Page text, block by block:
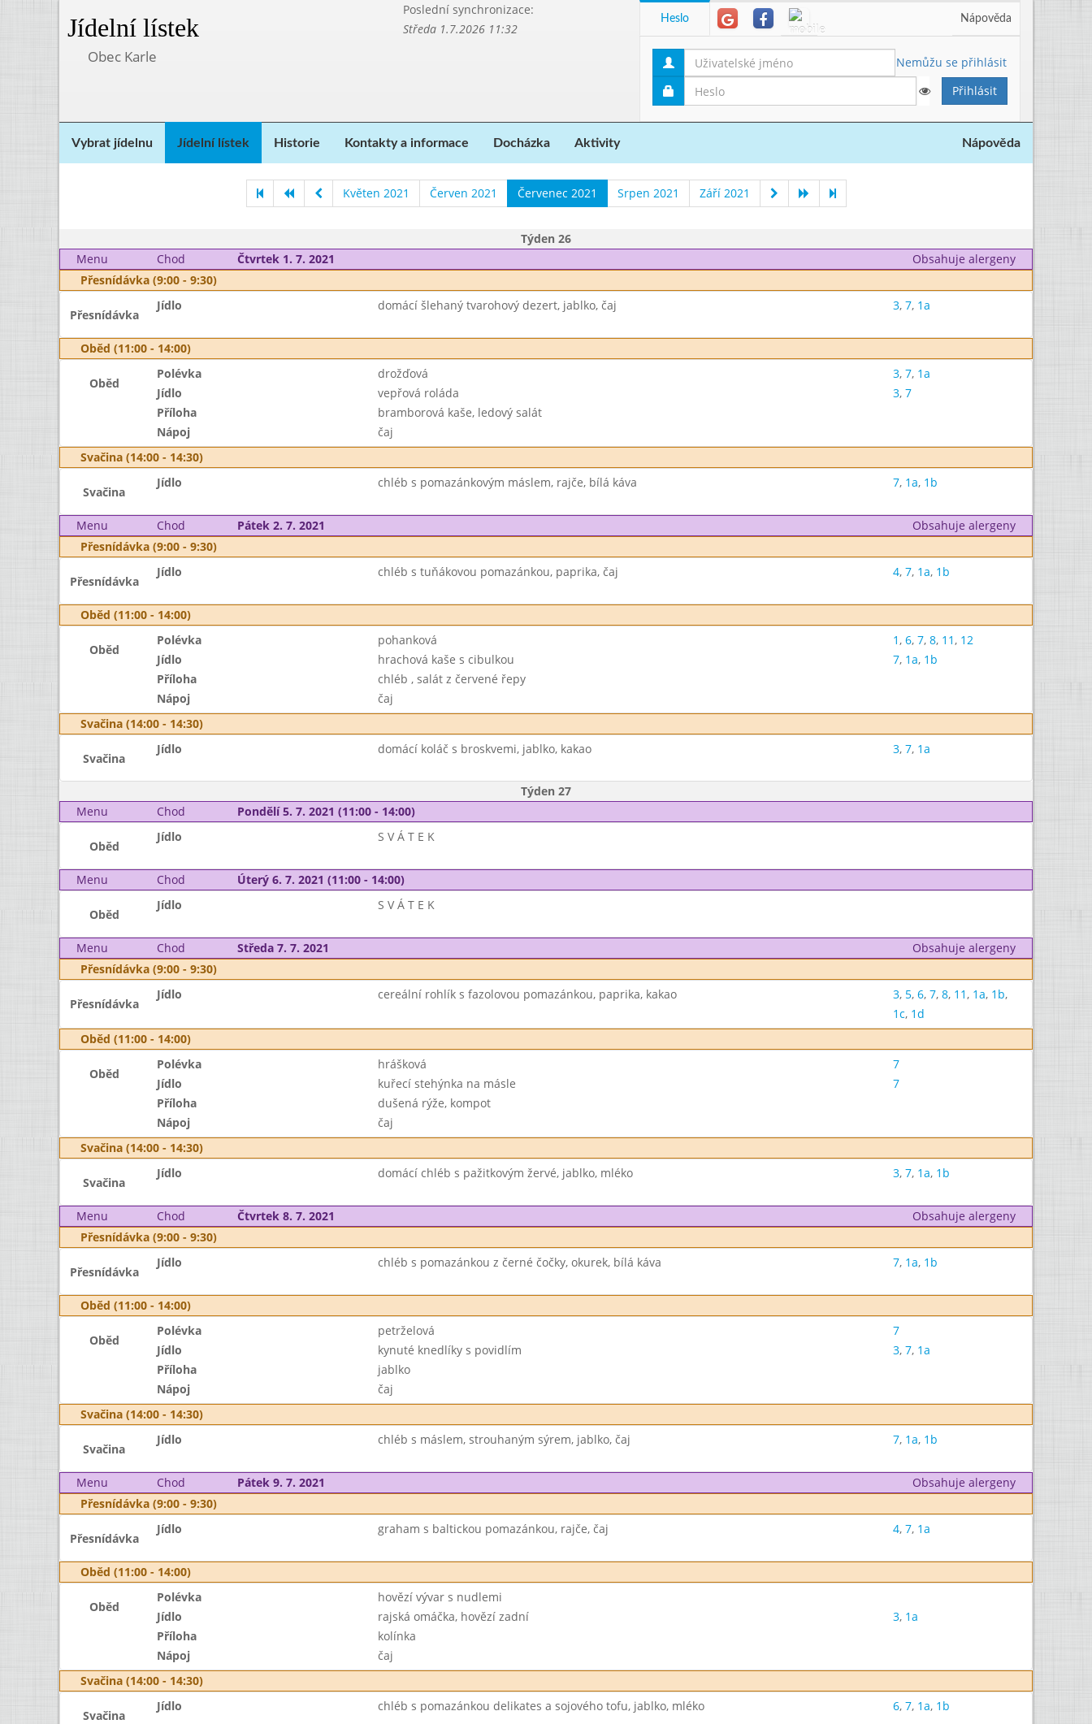
Jídelní lístek
Poslední synchronizace:
Středa 1.7.2026 11:32
Obec Karle
Heslo Nápověda
Nemůžu se přihlásit
Vybrat jídelnu Jídelní lístek Historie Kontakty a informace Docházka Aktivity Nápověda
Květen 2021 Červen 2021 Červenec 2021 Srpen 2021 Září 2021
Týden 26
Menu
Chod Čtvrtek 1. 7. 2021
Obsahuje alergeny
Přesnídávka (9:00 - 9:30)
Přesnídávka
Jídlo domácí šlehaný tvarohový dezert, jablko, čaj 3, 7, 1a
Oběd (11:00 - 14:00)
Oběd
Polévka drožďová 3, 7, 1a
Jídlo
vepřová roláda 3, 7
Příloha
bramborová kaše, ledový salát
Nápoj
čaj
Svačina (14:00 - 14:30)
Svačina
Jídlo chléb s pomazánkovým máslem, rajče, bílá káva 7, 1a, 1b
Menu Chod Pátek 2. 7. 2021
Obsahuje alergeny
Přesnídávka (9:00 - 9:30)
Přesnídávka
Jídlo chléb s tuňákovou pomazánkou, paprika, čaj 4, 7, 1a, 1b
Oběd (11:00 - 14:00)
Oběd
Polévka pohanková 1, 6, 7, 8, 11, 12
Jídlo
hrachová kaše s cibulkou 7, 1a, 1b
Příloha
chléb , salát z červené řepy
Nápoj
čaj
Svačina (14:00 - 14:30)
Svačina
Jídlo domácí koláč s broskvemi, jablko, kakao 3, 7, 1a
Týden 27
Menu
Chod Pondělí 5. 7. 2021 (11:00 - 14:00)
Oběd
Jídlo S V Á T E K
Menu Chod Úterý 6. 7. 2021 (11:00 - 14:00)
Oběd
Jídlo S V Á T E K
Menu Chod Středa 7. 7. 2021
Obsahuje alergeny
Přesnídávka (9:00 - 9:30)
Přesnídávka
Jídlo cereální rohlík s fazolovou pomazánkou, paprika, kakao 3, 5, 6, 7, 8, 11, 1a, 1b,
1c, 1d
Oběd (11:00 - 14:00)
Oběd
Polévka hrášková
7
Jídlo
kuřecí stehýnka na másle
7
Příloha
dušená rýže, kompot
Nápoj
čaj
Svačina (14:00 - 14:30)
Svačina
Jídlo domácí chléb s pažitkovým žervé, jablko, mléko 3, 7, 1a, 1b
Menu Chod Čtvrtek 8. 7. 2021
Obsahuje alergeny
Přesnídávka (9:00 - 9:30)
Přesnídávka
Jídlo chléb s pomazánkou z černé čočky, okurek, bílá káva 7, 1a, 1b
Oběd (11:00 - 14:00)
Oběd
Polévka petrželová
7
Jídlo
kynuté knedlíky s povidlím 3, 7, 1a
Příloha
jablko
Nápoj
čaj
Svačina (14:00 - 14:30)
Svačina
Jídlo chléb s máslem, strouhaným sýrem, jablko, čaj 7, 1a, 1b
Menu Chod Pátek 9. 7. 2021
Obsahuje alergeny
Přesnídávka (9:00 - 9:30)
Přesnídávka
Jídlo graham s baltickou pomazánkou, rajče, čaj 4, 7, 1a
Oběd (11:00 - 14:00)
Oběd
Polévka
hovězí vývar s nudlemi
Jídlo
rajská omáčka, hovězí zadní 3, 1a
Příloha
kolínka
Nápoj
čaj
Svačina (14:00 - 14:30)
Svačina
Jídlo chléb s pomazánkou delikates a sojového tofu, jablko, mléko 6, 7, 1a, 1b